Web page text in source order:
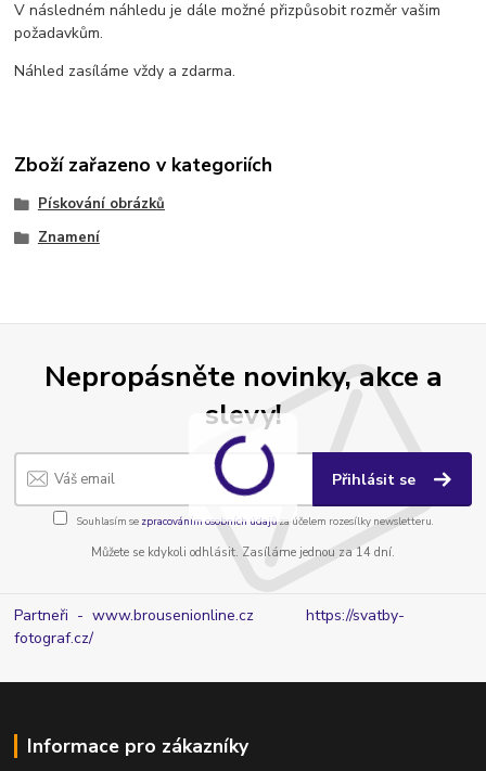
V následném náhledu je dále možné přizpůsobit rozměr vašim
požadavkům.
Náhled zasíláme vždy a zdarma.
Zboží zařazeno v kategoriích
Pískování obrázků
Znamení
Nepropásněte novinky, akce a
slevy!
Přihlásit se
Souhlasím se zpracováním osobních údajůza účelem rozesílky newsletteru.
Můžete se kdykoli odhlásit. Zasíláme jednou za 14 dní.
Partneři - www.brousenionline.czhttps://svatby-
fotograf.cz/
Informace pro zákazníky